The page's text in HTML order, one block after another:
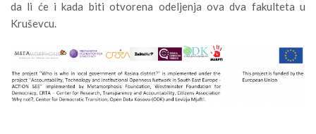
da li će i kada biti otvorena odeljenja ova dva fakulteta u
Kruševcu.